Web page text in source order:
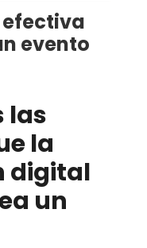
evento
las
la
digital
un